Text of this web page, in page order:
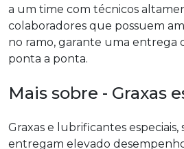
a um time com técnicos
colaboradores que possuem
no ramo, garante uma entrega
ponta a ponta.
Mais sobre - Graxas
Graxas e lubrificantes especiais,
entregam elevado